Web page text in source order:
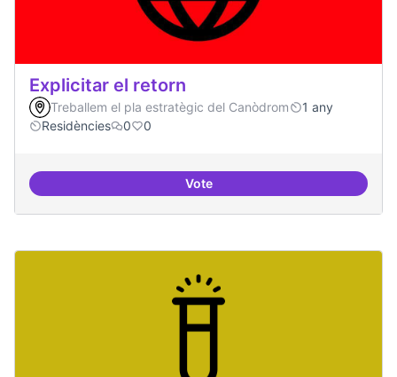
Explicitar el retorn
Treballem el pla estratègic del Canòdrom
1 any
Residències
0 0
VoteExplicitar el retorn